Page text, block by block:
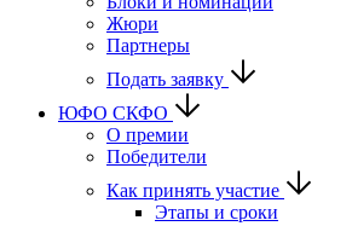
Жюри
Партнеры
Подать заявку
ЮФО СКФО
О премии
Победители
Как принять участие
Этапы и сроки